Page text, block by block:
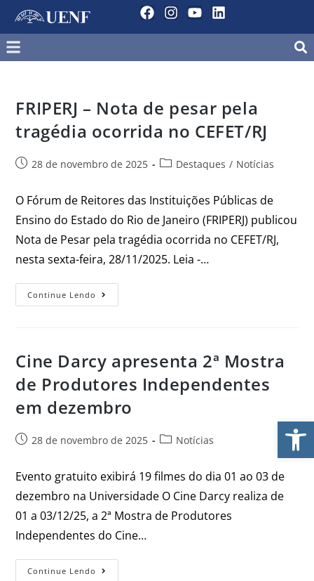
FRIPERJ – Nota de pesar pela
tragédia ocorrida no CEFET/RJ
28 de novembro de 2025 Destaques / Notícias
O Fórum de Reitores das Instituições Públicas de
Ensino do Estado do Rio de Janeiro (FRIPERJ) publicou
Nota de Pesar pela tragédia ocorrida no CEFET/RJ,
nesta sexta-feira, 28/11/2025. Leia -…
Continue Lendo
Cine Darcy apresenta 2ª Mostra
de Produtores Independentes
em dezembro
28 de novembro de 2025 Notícias
Evento gratuito exibirá 19 filmes do dia 01 ao 03 de
dezembro na Universidade O Cine Darcy realiza de
01 a 03/12/25, a 2ª Mostra de Produtores
Independentes do Cine…
Continue Lendo